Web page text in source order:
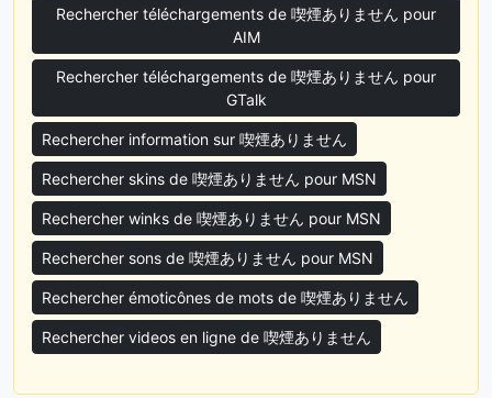
Rechercher téléchargements de 喫煙ありません pour
AIM
Rechercher téléchargements de 喫煙ありません pour
GTalk
Rechercher information sur 喫煙ありません
Rechercher skins de 喫煙ありません pour MSN
Rechercher winks de 喫煙ありません pour MSN
Rechercher sons de 喫煙ありません pour MSN
Rechercher émoticônes de mots de 喫煙ありません
Rechercher videos en ligne de 喫煙ありません